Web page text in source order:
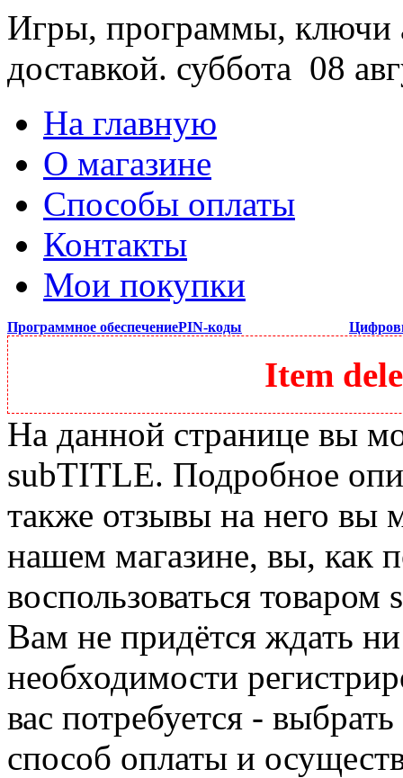
Игры, программы, ключи
доставкой. суббота 08
На главную
О магазине
Способы оплаты
Контакты
Мои покупки
Программное обеспечениеPIN-коды
Item
На данной странице вы
subTITLE. Подробное
также отзывы на него вы
нашем магазине, вы, как
воспользоваться
Вам не придётся ждать
необходимости
вас потребуется -
способ оплаты и